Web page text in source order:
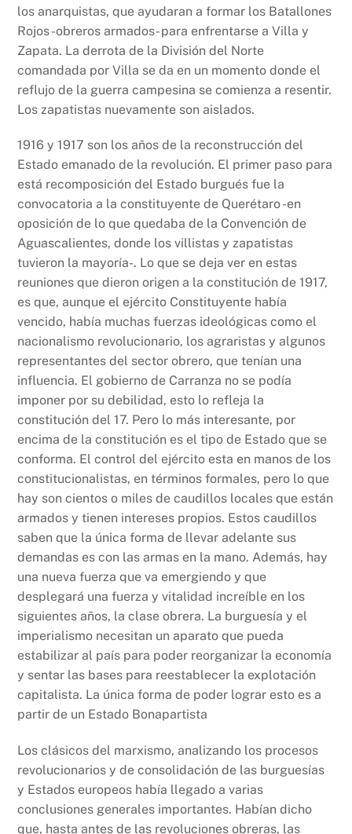
los anarquistas, que ayudaran a formar los Batallones
Rojos -obreros armados- para enfrentarse a Villa y
Zapata. La derrota de la División del Norte
comandada por Villa se da en un momento donde el
reflujo de la guerra campesina se comienza a resentir.
Los zapatistas nuevamente son aislados.
1916 y 1917 son los años de la reconstrucción del
Estado emanado de la revolución. El primer paso para
está recomposición del Estado burgués fue la
convocatoria a la constituyente de Querétaro -en
oposición de lo que quedaba de la Convención de
Aguascalientes, donde los villistas y zapatistas
tuvieron la mayoría-. Lo que se deja ver en estas
reuniones que dieron origen a la constitución de 1917,
es que, aunque el ejército Constituyente había
vencido, había muchas fuerzas ideológicas como el
nacionalismo revolucionario, los agraristas y algunos
representantes del sector obrero, que tenían una
influencia. El gobierno de Carranza no se podía
imponer por su debilidad, esto lo refleja la
constitución del 17. Pero lo más interesante, por
encima de la constitución es el tipo de Estado que se
conforma. El control del ejército esta en manos de los
constitucionalistas, en términos formales, pero lo que
hay son cientos o miles de caudillos locales que están
armados y tienen intereses propios. Estos caudillos
saben que la única forma de llevar adelante sus
demandas es con las armas en la mano. Además, hay
una nueva fuerza que va emergiendo y que
desplegará una fuerza y vitalidad increíble en los
siguientes años, la clase obrera. La burguesía y el
imperialismo necesitan un aparato que pueda
estabilizar al país para poder reorganizar la economía
y sentar las bases para reestablecer la explotación
capitalista. La única forma de poder lograr esto es a
partir de un Estado Bonapartista
Los clásicos del marxismo, analizando los procesos
revolucionarios y de consolidación de las burguesías
y Estados europeos había llegado a varias
conclusiones generales importantes. Habían dicho
que, hasta antes de las revoluciones obreras, las